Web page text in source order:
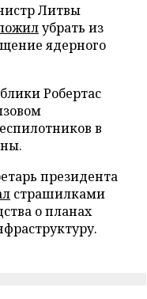
Литвы
убрать из
ядерного
Робертас
в
президента
страшилками
о планах